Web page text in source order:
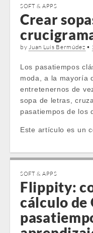
SOFT & APPS
Crear
byJuan Luis Bermúdez •
Los pasatiempos
moda, a la mayoría
entretenernos de
sopa de letras,
pasatiempos de los
Este artículo es un
SOFT & APPS
Flippity:
cálculo de